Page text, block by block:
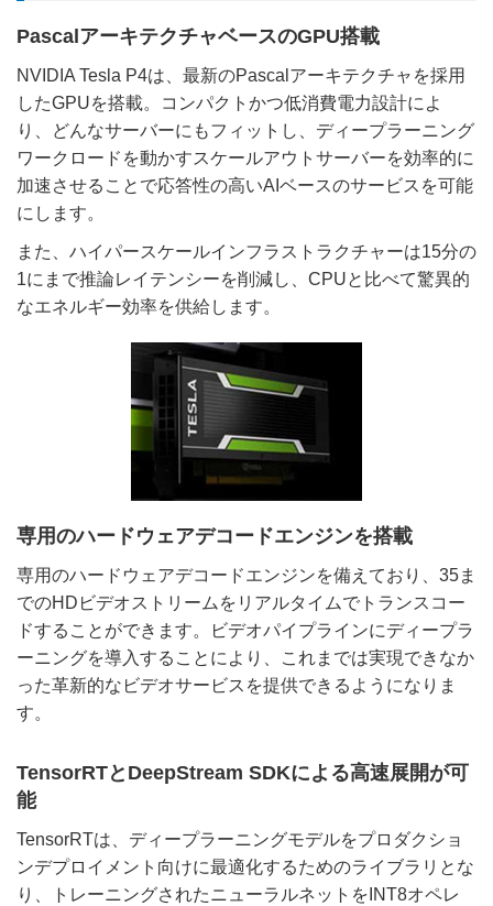
PascalアーキテクチャベースのGPU搭載
NVIDIA Tesla P4は、最新のPascalアーキテクチャを採用
したGPUを搭載。コンパクトかつ低消費電力設計によ
り、どんなサーバーにもフィットし、ディープラーニング
ワークロードを動かすスケールアウトサーバーを効率的に
加速させることで応答性の高いAIベースのサービスを可能
にします。
また、ハイパースケールインフラストラクチャーは15分の
1にまで推論レイテンシーを削減し、CPUと比べて驚異的
なエネルギー効率を供給します。
専用のハードウェアデコードエンジンを搭載
専用のハードウェアデコードエンジンを備えており、35ま
でのHDビデオストリームをリアルタイムでトランスコー
ドすることができます。ビデオパイプラインにディープラ
ーニングを導入することにより、これまでは実現できなか
った革新的なビデオサービスを提供できるようになりま
す。
TensorRTとDeepStream SDKによる高速展開が可
能
TensorRTは、ディープラーニングモデルをプロダクショ
ンデプロイメント向けに最適化するためのライブラリとな
り、トレーニングされたニューラルネットをINT8オペレ